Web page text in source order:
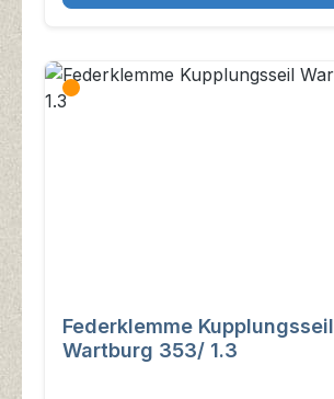
Federklemme Kupplungsseil
Wartburg 353/ 1.3